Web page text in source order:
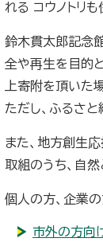
れる コウノトリ
鈴木貫太郎記念
全や再生を目的
上寄附を頂いた
ただし、ふるさ
また、地方創生
取組のうち、自
個人の方、企業
市外の方向